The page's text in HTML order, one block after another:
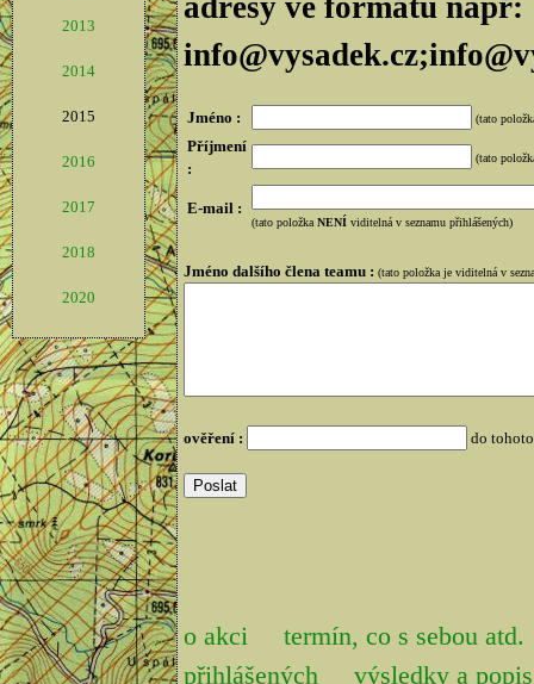
2013
2014
2015
2016
2017
2018
2020
adresy ve formátu např:
Jméno : (tato
Příjmení
:
(tato
E-mail :
(tato položka NENÍviditelná v seznamu přihlášených)
Jméno dalšího člena teamu : (tato položka je viditelná v
ověření : do
o akci
termín, co s sebou atd.
přihlášených
výsledky a